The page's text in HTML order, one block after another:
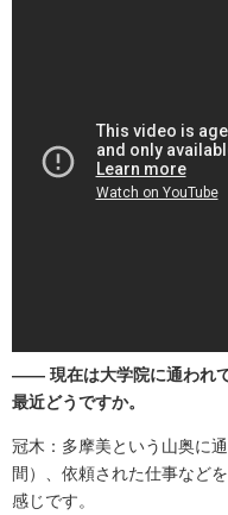
―― 現在は大学院に通われて
最近どうですか。
冠木：多摩美という山奥に
間）、 依頼された仕事など
感じです。